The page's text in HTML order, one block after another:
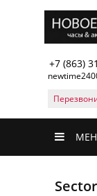
+7 (863)